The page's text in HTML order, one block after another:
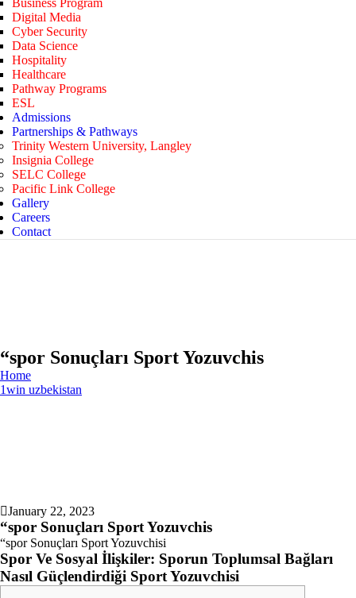
Business Program
Digital Media
Cyber Security
Data Science
Hospitality
Healthcare
Pathway Programs
ESL
Admissions
Partnerships & Pathways
Trinity Western University, Langley
Insignia College
SELC College
Pacific Link College
Gallery
Careers
Contact
“spor Sonuçları Sport Yozuvchis
Home
1win uzbekistan
January 22, 2023
“spor Sonuçları Sport Yozuvchis
“spor Sonuçları Sport Yozuvchisi
Spor Ve Sosyal İlişkiler: Sporun Toplumsal Bağları
Nasıl Güçlendirdiği Sport Yozuvchisi